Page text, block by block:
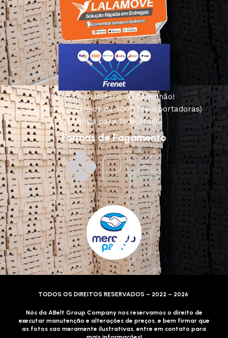
Motoboy, Utilitário ou Caminhão!
(Lalamove, Correios ou 400+ Transportadoras)
Entrega para todo Brasil!
Formas de Pagamento
TODOS OS DIREITOS RESERVADOS – 2022 – 2026
Nós da ABelt Group Company nos reservamos o direito de
executar manutenção e alterações de preços, e bem firmar que
as fotos sao meramente ilustrativas, entre em contato para